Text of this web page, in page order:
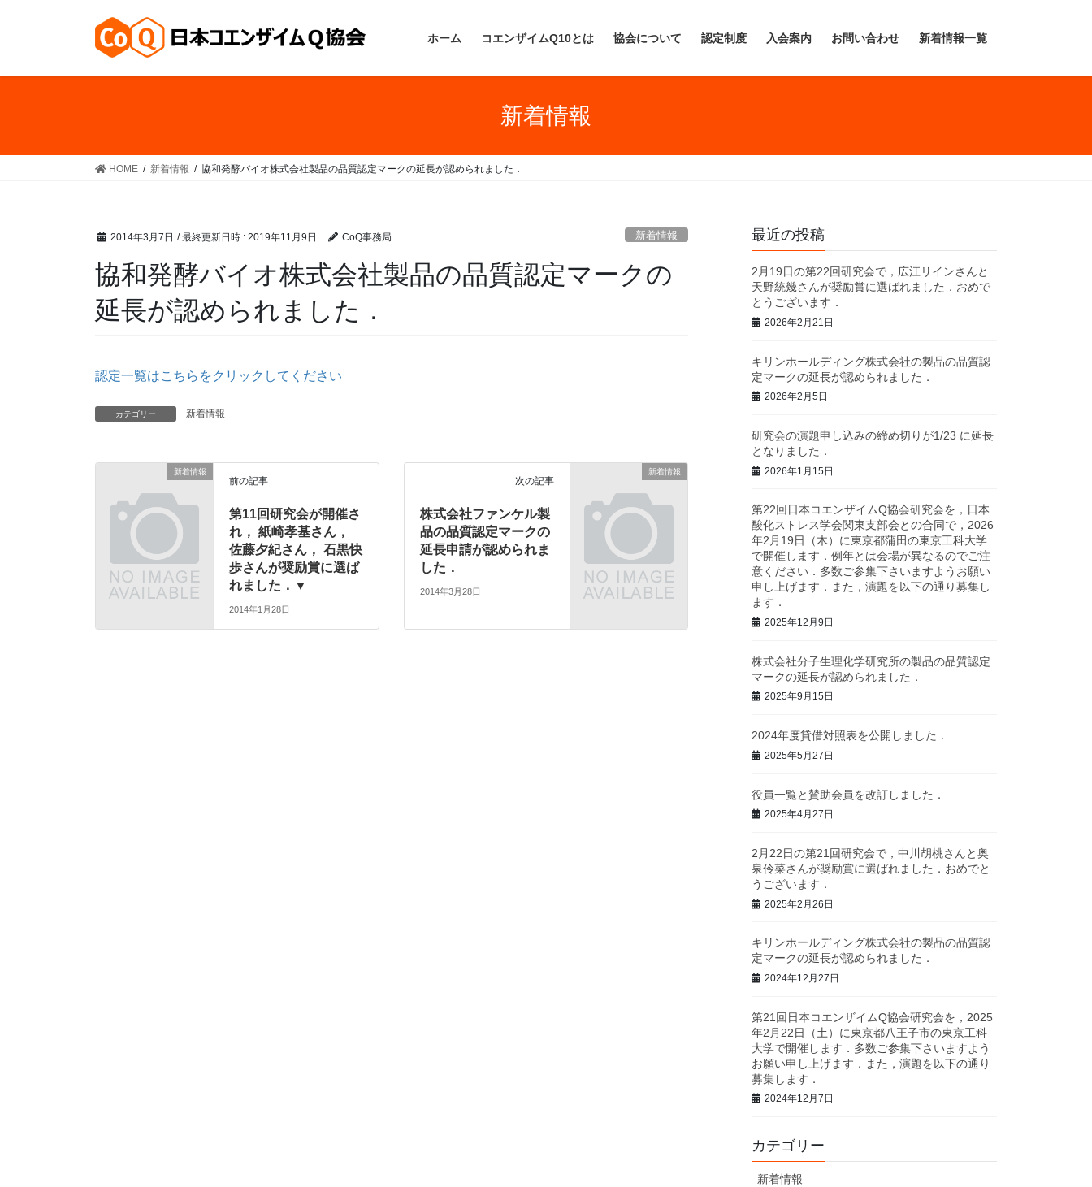
ホーム コエンザイムQ10とは 協会について 認定制度 入会案内 お問い合わせ 新着情報一覧
新着情報
HOME 新着情報 協和発酵バイオ株式会社製品の品質認定マークの延長が認められました．
2014年3月7日 / 最終更新日時 : 2019年11月9日 CoQ事務局 新着情報
協和発酵バイオ株式会社製品の品質認定マークの
延長が認められました．
認定一覧はこちらをクリックしてください
カテゴリー 新着情報
新着情報
前の記事
第11回研究会が開催さ
れ， 紙崎孝基さん，
佐藤夕紀さん， 石黒快
歩さんが奨励賞に選ば
れました．▼
2014年1月28日
新着情報
次の記事
株式会社ファンケル製
品の品質認定マークの
延長申請が認められま
した．
2014年3月28日
最近の投稿
2月19日の第22回研究会で，広江リインさんと
天野統幾さんが奨励賞に選ばれました．おめで
とうございます．
2026年2月21日
キリンホールディング株式会社の製品の品質認
定マークの延長が認められました．
2026年2月5日
研究会の演題申し込みの締め切りが1/23 に延長
となりました．
2026年1月15日
第22回日本コエンザイムQ協会研究会を，日本
酸化ストレス学会関東支部会との合同で，2026
年2月19日（木）に東京都蒲田の東京工科大学
で開催します．例年とは会場が異なるのでご注
意ください．多数ご参集下さいますようお願い
申し上げます．また，演題を以下の通り募集し
ます．
2025年12月9日
株式会社分子生理化学研究所の製品の品質認定
マークの延長が認められました．
2025年9月15日
2024年度貸借対照表を公開しました．
2025年5月27日
役員一覧と賛助会員を改訂しました．
2025年4月27日
2月22日の第21回研究会で，中川胡桃さんと奥
泉伶菜さんが奨励賞に選ばれました．おめでと
うございます．
2025年2月26日
キリンホールディング株式会社の製品の品質認
定マークの延長が認められました．
2024年12月27日
第21回日本コエンザイムQ協会研究会を，2025
年2月22日（土）に東京都八王子市の東京工科
大学で開催します．多数ご参集下さいますよう
お願い申し上げます．また，演題を以下の通り
募集します．
2024年12月7日
カテゴリー
新着情報